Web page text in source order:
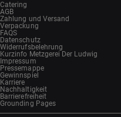
Catering
AGB
Zahlung und Versand
Verpackung
FAQS
Datenschutz
Widerrufsbelehrung
Kurzinfo Metzgerei Der Ludwig
Impressum
Pressemappe
Gewinnspiel
Karriere
Nachhaltigkeit
Barrierefreiheit
Grounding Pages